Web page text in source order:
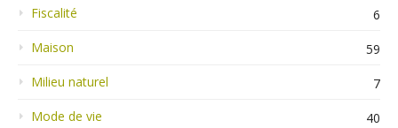
Fiscalité
6
Maison
59
Milieu naturel
7
Mode de vie
40